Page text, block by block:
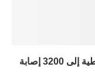
إصابة